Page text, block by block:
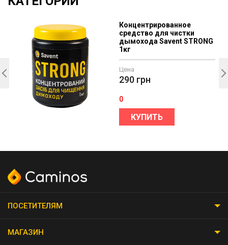
Концентрированное
средство для чистки
дымохода Savent STRONG
1кг
Цена
290 грн
0
КУПИТЬ
ПОСЕТИТЕЛЯМ
МАГАЗИН